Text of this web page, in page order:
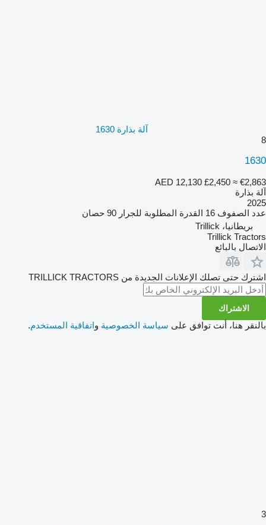
آلة بذارة 1630
8
1630
AED 12,130 £2,450 ≈ €2,863
آلة بذارة
2025
عدد الصفوف 16 القدرة المطلوبة للجرار 90 حصان
بريطانيا، Trillick
Trillick Tractors
الاتصال بالبائع
اشترك حتى تصلك الإعلانات الجديدة من TRILLICK TRACTORS
الاشتراك
بالنقر هنا، أنت توافق على سياسة الخصوصية واتفاقية المستخدم.
3